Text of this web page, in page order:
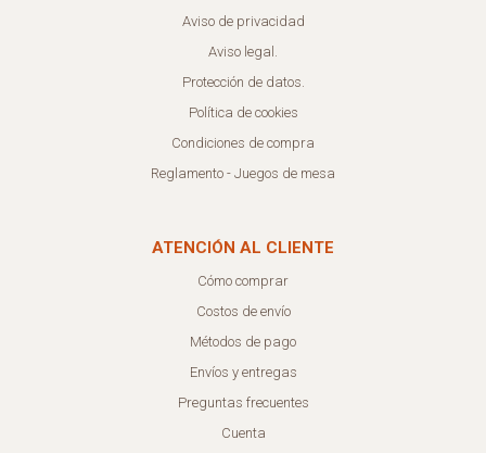
Aviso de privacidad
Aviso legal.
Protección de datos.
Política de cookies
Condiciones de compra
Reglamento - Juegos de mesa
ATENCIÓN AL CLIENTE
Cómo comprar
Costos de envío
Métodos de pago
Envíos y entregas
Preguntas frecuentes
Cuenta